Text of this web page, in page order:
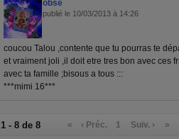
obse
publié le 10/03/2013 à 14:26
coucou Talou ,contente que tu pourras te
et vraiment joli ,il doit etre tres bon avec ces
avec ta famille ;bisous a tous :::
***mimi 16***
1 - 8 de 8 « ‹ Préc. 1 Suiv. › »